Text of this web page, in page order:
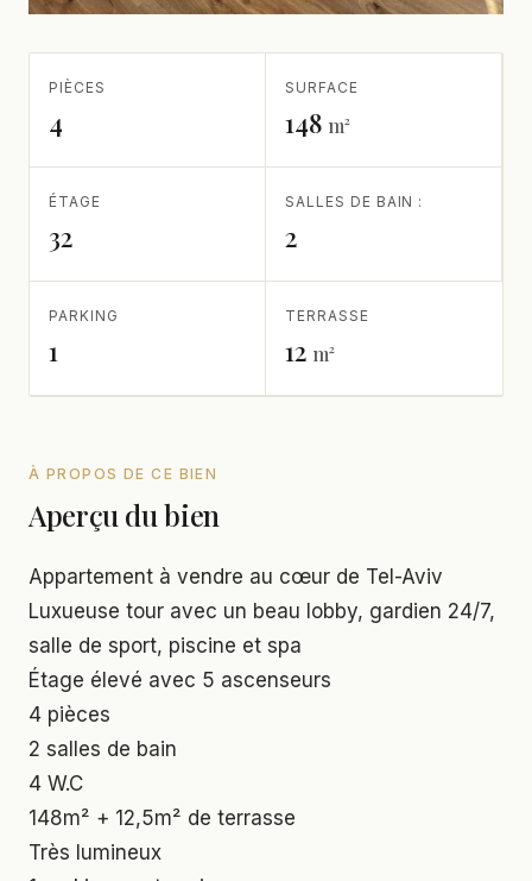
PIÈCES
4
SURFACE
148 m²
ÉTAGE
32
SALLES DE BAIN :
2
PARKING
1
TERRASSE
12 m²
À PROPOS DE CE BIEN
Aperçu du bien
Appartement à vendre au cœur de Tel-Aviv
Luxueuse tour avec un beau lobby, gardien 24/7,
salle de sport, piscine et spa
Étage élevé avec 5 ascenseurs
4 pièces
2 salles de bain
4 W.C
148m² + 12,5m² de terrasse
Très lumineux